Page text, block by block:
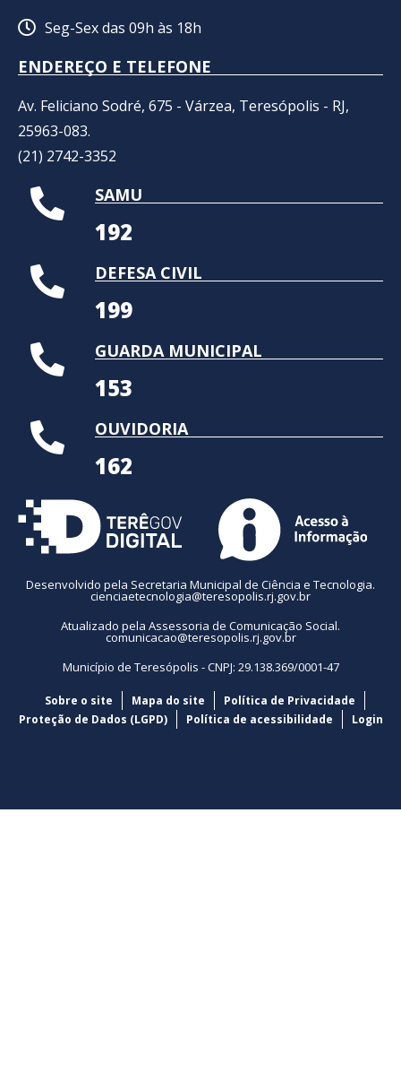
Seg-Sex das 09h às 18h
ENDEREÇO E TELEFONE
Av. Feliciano Sodré, 675 - Várzea, Teresópolis - RJ,
25963-083.
(21) 2742-3352​
SAMU
192
DEFESA CIVIL
199
GUARDA MUNICIPAL
153
OUVIDORIA
162
Desenvolvido pela Secretaria Municipal de Ciência e Tecnologia.
cienciaetecnologia@teresopolis.rj.gov.br
Atualizado pela Assessoria de Comunicação Social.
comunicacao@teresopolis.rj.gov.br
Município de Teresópolis - CNPJ: 29.138.369/0001-47
Sobre o site Mapa do site
Política de Privacidade
Proteção de Dados (LGPD)
Política de acessibilidade Login